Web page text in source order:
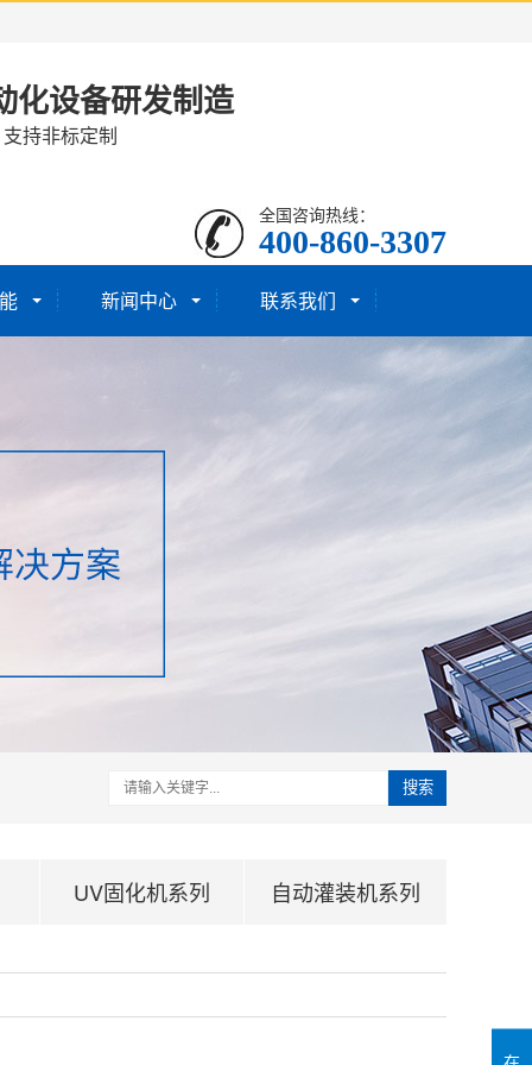
化设备研发制造
支持非标定制
全国咨询热线：
400-860-3307
新闻中心 联系我们
搜索
UV固化机系列 自动灌装机系列
在